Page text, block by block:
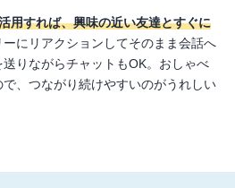
用すれば、興味の近い友達とすぐに
ーにリアクションしてそのまま会話へ
りながらチャットもOK。おしゃべ
、つながり続けやすいのがうれしい